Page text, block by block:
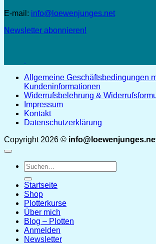
E-mail: info@loewenjunges.net
Newsletter abonnieren!
Allgemeine Geschäftsbedingungen
Kundeninformationen
Widerrufsbelehrung &
Impressum
Kontakt
Datenschutzerklärung
Copyright 2026 ©
Suchen
nach:
Startseite
Shop
Plotterkurse
Über mich
Blog – Plotten
Anmelden
Newsletter